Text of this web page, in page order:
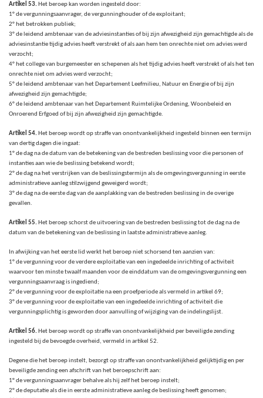
Artikel 53. Het beroep kan worden ingesteld door:
1° de vergunningsaanvrager, de vergunninghouder of de exploitant;
2° het betrokken publiek;
3° de leidend ambtenaar van de adviesinstanties of bij zijn afwezigheid zijn gemachtigde als de
adviesinstantie tijdig advies heeft verstrekt of als aan hem ten onrechte niet om advies werd
verzocht;
4° het college van burgemeester en schepenen als het tijdig advies heeft verstrekt of als het ten
onrechte niet om advies werd verzocht;
5° de leidend ambtenaar van het Departement Leefmilieu, Natuur en Energie of bij zijn
afwezigheid zijn gemachtigde;
6° de leidend ambtenaar van het Departement Ruimtelijke Ordening, Woonbeleid en
Onroerend Erfgoed of bij zijn afwezigheid zijn gemachtigde.
Artikel 54. Het beroep wordt op straffe van onontvankelijkheid ingesteld binnen een termijn
van dertig dagen die ingaat:
1° de dag na de datum van de betekening van de bestreden beslissing voor die personen of
instanties aan wie de beslissing betekend wordt;
2° de dag na het verstrijken van de beslissingstermijn als de omgevingsvergunning in eerste
administratieve aanleg stilzwijgend geweigerd wordt;
3° de dag na de eerste dag van de aanplakking van de bestreden beslissing in de overige
gevallen.
Artikel 55. Het beroep schorst de uitvoering van de bestreden beslissing tot de dag na de
datum van de betekening van de beslissing in laatste administratieve aanleg.
In afwijking van het eerste lid werkt het beroep niet schorsend ten aanzien van:
1° de vergunning voor de verdere exploitatie van een ingedeelde inrichting of activiteit
waarvoor ten minste twaalf maanden voor de einddatum van de omgevingsvergunning een
vergunningsaanvraag is ingediend;
2° de vergunning voor de exploitatie na een proefperiode als vermeld in artikel 69;
3° de vergunning voor de exploitatie van een ingedeelde inrichting of activiteit die
vergunningsplichtig is geworden door aanvulling of wijziging van de indelingslijst.
Artikel 56. Het beroep wordt op straffe van onontvankelijkheid per beveiligde zending
ingesteld bij de bevoegde overheid, vermeld in artikel 52.
Degene die het beroep instelt, bezorgt op straffe van onontvankelijkheid gelijktijdig en per
beveiligde zending een afschrift van het beroepschrift aan:
1° de vergunningsaanvrager behalve als hij zelf het beroep instelt;
2° de deputatie als die in eerste administratieve aanleg de beslissing heeft genomen;